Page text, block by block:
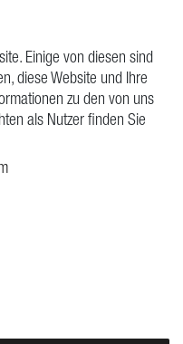
Einige von diesen sind
diese Website und Ihre
zu den von uns
als Nutzer finden Sie